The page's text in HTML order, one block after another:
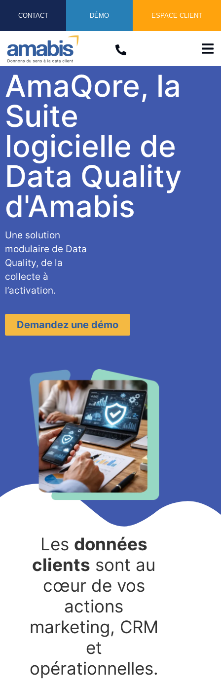
CONTACT DÉMO ESPACE CLIENT
AmaQore, la
Suite
logicielle de
Data Quality
d'Amabis
Une solution
modulaire de Data
Quality, de la
collecte à
l’activation.
Demandez une démo
Les données
clients sont au
cœur de vos
actions
marketing, CRM
et
opérationnelles.